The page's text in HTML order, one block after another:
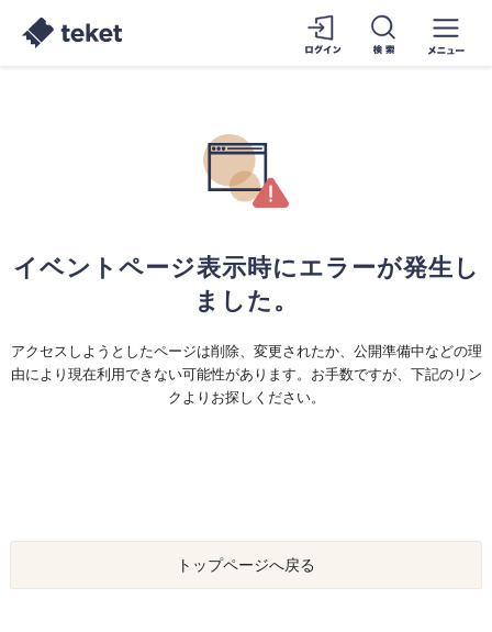
イベントページ表示時にエラーが発生し
ました。
アクセスしようとしたページは削除、変更されたか、公開準備中などの理
由により現在利用できない可能性があります。お手数ですが、下記のリン
クよりお探しください。
トップページへ戻る